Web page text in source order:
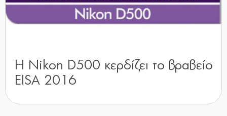
Η Nikon D500 κερδίζει το βραβείο
EISA 2016